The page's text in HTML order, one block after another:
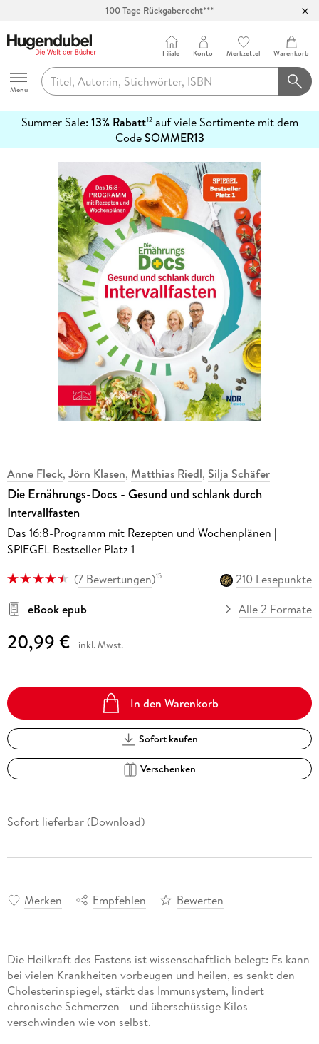
100 Tage Rückgaberecht***
Hugendubel
Menu
Filiale Konto Merkzettel Warenkorb
Summer Sale: 13% Rabatt12auf viele Sortimente mit dem
CodeSOMMER13
erfahren
Anne Fleck, Jörn Klasen, Matthias Riedl, Silja Schäfer
Die Ernährungs-Docs - Gesund und schlank durch
Intervallfasten
Das 16:8-Programm mit Rezepten und Wochenplänen |
SPIEGEL Bestseller Platz 1
(7 Bewertungen)15
210 Lesepunkte
eBook epub
Alle 2 Formate
20,99 € inkl. Mwst.
In den Warenkorb
Sofort kaufen
Verschenken
Sofort lieferbar (Download)
Merken Empfehlen Bewerten
Die Heilkraft des Fastens ist wissenschaftlich belegt: Es kann
bei vielen Krankheiten vorbeugen und heilen, es senkt den
Cholesterinspiegel, stärkt das Immunsystem, lindert
chronische Schmerzen - und überschüssige Kilos
verschwinden wie von selbst.